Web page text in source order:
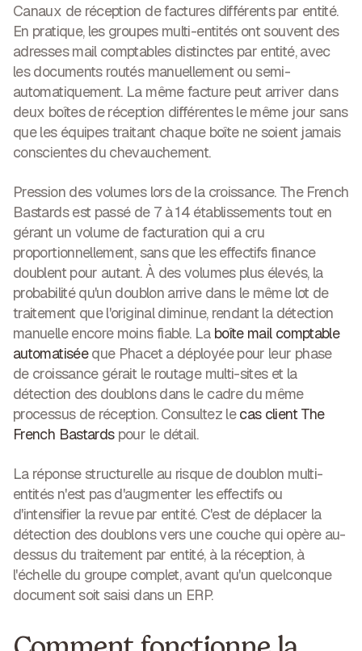
Canaux de réception de factures différents par entité.
En pratique, les groupes multi-entités ont souvent des
adresses mail comptables distinctes par entité, avec
les documents routés manuellement ou semi-
automatiquement. La même facture peut arriver dans
deux boîtes de réception différentes le même jour sans
que les équipes traitant chaque boîte ne soient jamais
conscientes du chevauchement.
Pression des volumes lors de la croissance.The French
Bastards est passé de 7 à 14 établissements tout en
gérant un volume de facturation qui a cru
proportionnellement, sans que les effectifs finance
doublent pour autant. À des volumes plus élevés, la
probabilité qu'un doublon arrive dans le même lot de
traitement que l'original diminue, rendant la détection
manuelle encore moins fiable. La boîte mail comptable
automatiséeque Phacet a déployée pour leur phase
de croissance gérait le routage multi-sites et la
détection des doublons dans le cadre du même
processus de réception. Consultez lecas client The
French Bastardspour le détail.
La réponse structurelle au risque de doublon multi-
entités n'est pas d'augmenter les effectifs ou
d'intensifier la revue par entité. C'est de déplacer la
détection des doublons vers une couche qui opère au-
dessus du traitement par entité, à la réception, à
l'échelle du groupe complet, avant qu'un quelconque
document soit saisi dans un ERP.